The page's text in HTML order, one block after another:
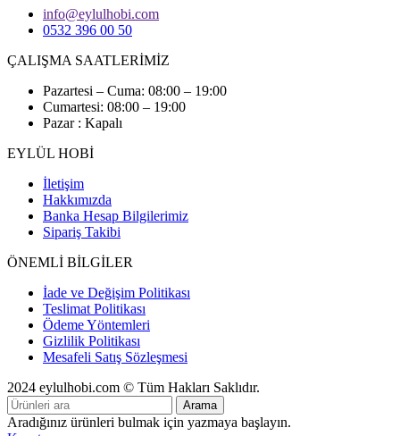
info@eylulhobi.com
0532 396 00 50
ÇALIŞMA SAATLERİMİZ
Pazartesi – Cuma: 08:00 – 19:00
Cumartesi: 08:00 – 19:00
Pazar : Kapalı
EYLÜL HOBİ
İletişim
Hakkımızda
Banka Hesap Bilgilerimiz
Sipariş Takibi
ÖNEMLİ BİLGİLER
İade ve Değişim Politikası
Teslimat Politikası
Ödeme Yöntemleri
Gizlilik Politikası
Mesafeli Satış Sözleşmesi
2024 eylulhobi.com © Tüm Hakları Saklıdır.
Arama
Aradığınız ürünleri bulmak için yazmaya başlayın.